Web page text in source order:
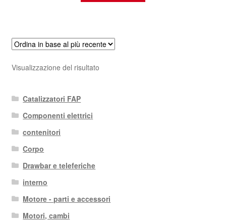
Visualizzazione del risultato
Catalizzatori FAP
Componenti elettrici
contenitori
Corpo
Drawbar e teleferiche
interno
Motore - parti e accessori
Motori, cambi